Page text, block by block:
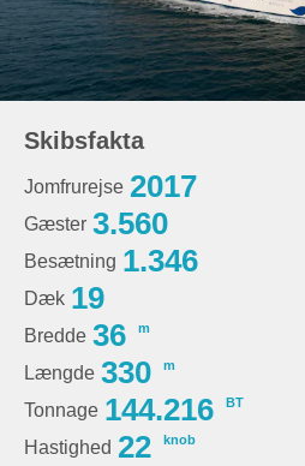
Skibsfakta
Jomfrurejse 2017
Gæster 3.560
Besætning 1.346
Dæk 19
Bredde 36 m
Længde 330 m
Tonnage 144.216 BT
Hastighed 22 knob